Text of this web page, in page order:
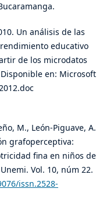
Un análisis de las
educativo
de los microdatos
en: Microsoft
M., León-Piguave, A.
grafoperceptiva:
fina en niños de
Vol. 10, núm 22.
issn.2528-